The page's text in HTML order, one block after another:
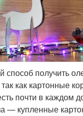
способ получить
как картонные
почти в каждом
— купленные